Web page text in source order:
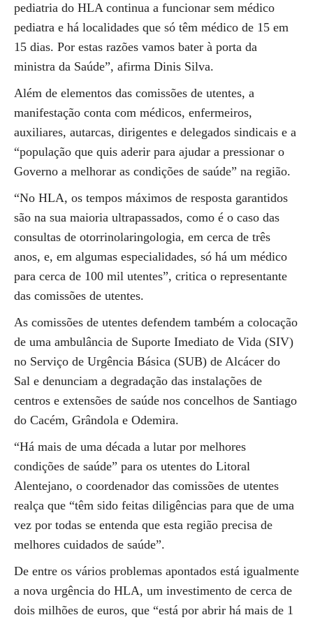
pediatria do HLA continua a funcionar sem médico
pediatra e há localidades que só têm médico de 15 em
15 dias. Por estas razões vamos bater à porta da
ministra da Saúde”, afirma Dinis Silva.
Além de elementos das comissões de utentes, a
manifestação conta com médicos, enfermeiros,
auxiliares, autarcas, dirigentes e delegados sindicais e a
“população que quis aderir para ajudar a pressionar o
Governo a melhorar as condições de saúde” na região.
“No HLA, os tempos máximos de resposta garantidos
são na sua maioria ultrapassados, como é o caso das
consultas de otorrinolaringologia, em cerca de três
anos, e, em algumas especialidades, só há um médico
para cerca de 100 mil utentes”, critica o representante
das comissões de utentes.
As comissões de utentes defendem também a colocação
de uma ambulância de Suporte Imediato de Vida (SIV)
no Serviço de Urgência Básica (SUB) de Alcácer do
Sal e denunciam a degradação das instalações de
centros e extensões de saúde nos concelhos de Santiago
do Cacém, Grândola e Odemira.
“Há mais de uma década a lutar por melhores
condições de saúde” para os utentes do Litoral
Alentejano, o coordenador das comissões de utentes
realça que “têm sido feitas diligências para que de uma
vez por todas se entenda que esta região precisa de
melhores cuidados de saúde”.
De entre os vários problemas apontados está igualmente
a nova urgência do HLA, um investimento de cerca de
dois milhões de euros, que “está por abrir há mais de 1